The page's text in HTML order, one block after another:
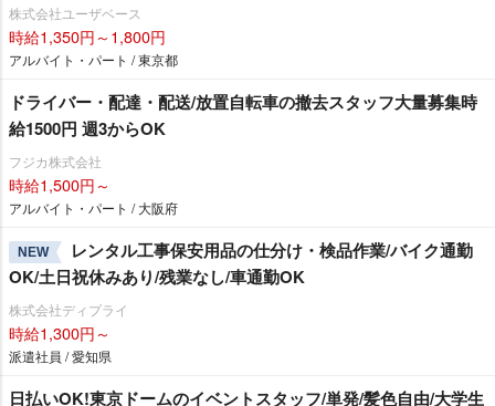
株式会社ユーザベース
時給1,350円～1,800円
アルバイト・パート / 東京都
ドライバー・配達・配送/放置自転車の撤去スタッフ大量募集時
給1500円 週3からOK
フジカ株式会社
時給1,500円～
アルバイト・パート / 大阪府
NEW
レンタル工事保安用品の仕分け・検品作業/バイク通勤
OK/土日祝休みあり/残業なし/車通勤OK
株式会社ディプライ
時給1,300円～
派遣社員 / 愛知県
日払いOK!東京ドームのイベントスタッフ/単発/髪色自由/大学生